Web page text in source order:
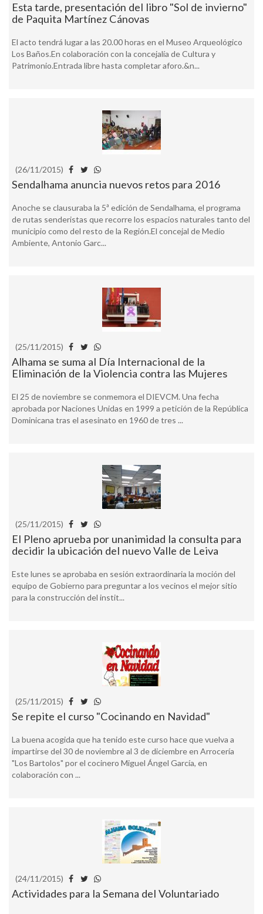
Esta tarde, presentación del libro "Sol de invierno"
de Paquita Martínez Cánovas
El acto tendrá lugar a las 20.00 horas en el Museo Arqueológico
Los Baños.En colaboración con la concejalía de Cultura y
Patrimonio.Entrada libre hasta completar aforo.&n...
(26/11/2015)
Sendalhama anuncia nuevos retos para 2016
Anoche se clausuraba la 5ª edición de Sendalhama, el programa
de rutas senderistas que recorre los espacios naturales tanto del
municipio como del resto de la Región.El concejal de Medio
Ambiente, Antonio Garc...
(25/11/2015)
Alhama se suma al Día Internacional de la
Eliminación de la Violencia contra las Mujeres
El 25 de noviembre se conmemora el DIEVCM. Una fecha
aprobada por Naciones Unidas en 1999 a petición de la República
Dominicana tras el asesinato en 1960 de tres ...
(25/11/2015)
El Pleno aprueba por unanimidad la consulta para
decidir la ubicación del nuevo Valle de Leiva
Este lunes se aprobaba en sesión extraordinaria la moción del
equipo de Gobierno para preguntar a los vecinos el mejor sitio
para la construcción del instit...
(25/11/2015)
Se repite el curso "Cocinando en Navidad"
La buena acogida que ha tenido este curso hace que vuelva a
impartirse del 30 de noviembre al 3 de diciembre en Arrocería
"Los Bartolos" por el cocinero Miguel Ángel García, en
colaboración con ...
(24/11/2015)
Actividades para la Semana del Voluntariado